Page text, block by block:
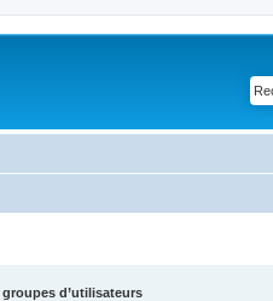
d’utilisateurs